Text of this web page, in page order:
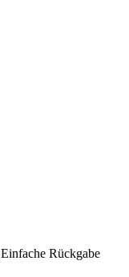
Einfache Rückgabe